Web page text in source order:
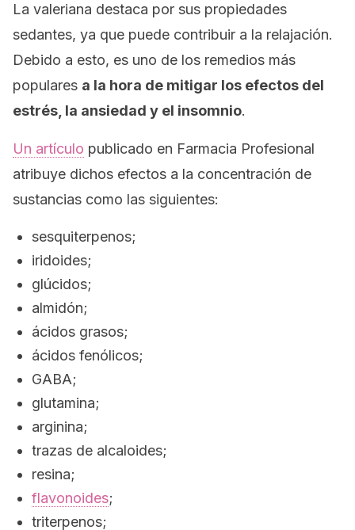
La valeriana destaca por sus propiedades
sedantes, ya que puede contribuir a la relajación.
Debido a esto, es uno de los remedios más
populares a la hora de mitigar los efectos del
estrés, la ansiedad y el insomnio.
Un artículo publicado en Farmacia Profesional
atribuye dichos efectos a la concentración de
sustancias como las siguientes:
sesquiterpenos;
iridoides;
glúcidos;
almidón;
ácidos grasos;
ácidos fenólicos;
GABA;
glutamina;
arginina;
trazas de alcaloides;
resina;
flavonoides;
triterpenos;